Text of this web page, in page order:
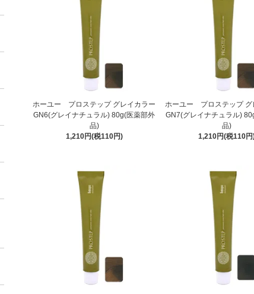
ホーユー プロステップ グレイカラー
GN6(グレイナチュラル) 80g(医薬部外
品)
1,210円(税110円)
ホーユー プロステップ グ
GN7(グレイナチュラル)
品)
1,210円(税110円